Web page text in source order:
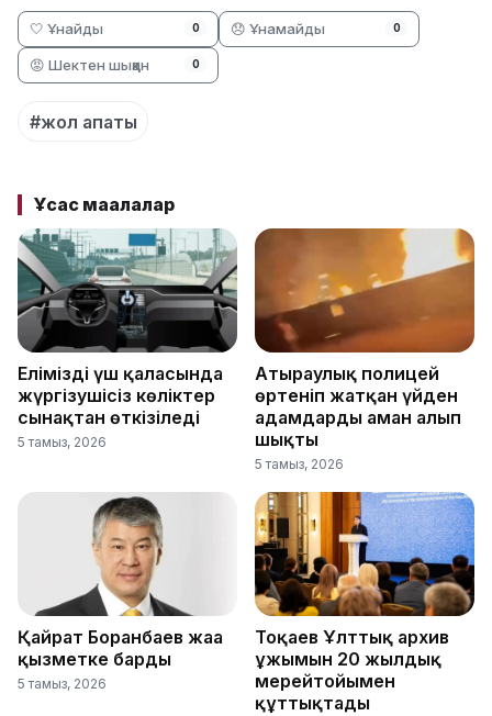
🤍 Ұнайды 0 😞 Ұнамайды 0
😡 Шектен шыққан 0
#жол апаты
Ұқсас мақалалар
Еліміздің үш қаласында
жүргізушісіз көліктер
сынақтан өткізіледі
5 тамыз, 2026
Атыраулық полицей
өртеніп жатқан үйден
адамдарды аман алып
шықты
5 тамыз, 2026
Қайрат Боранбаев жаңа
қызметке барды
5 тамыз, 2026
Тоқаев Ұлттық архив
ұжымын 20 жылдық
мерейтойымен
құттықтады